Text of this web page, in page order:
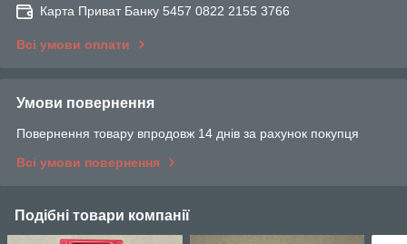
Карта Приват Банку 5457 0822 2155 3766
Всі умови оплати
Умови повернення
Повернення товару впродовж 14 днів за рахунок покупця
Всі умови повернення
Подібні товари компанії